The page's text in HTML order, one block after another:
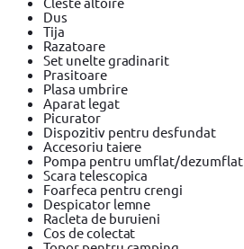
Dus
Tija
Razatoare
Set unelte gradinarit
Prasitoare
Plasa umbrire
Aparat legat
Picurator
Dispozitiv pentru desfundat
Accesoriu taiere
Pompa pentru umflat/dezumflat
Scara telescopica
Foarfeca pentru crengi
Despicator lemne
Racleta de buruieni
Cos de colectat